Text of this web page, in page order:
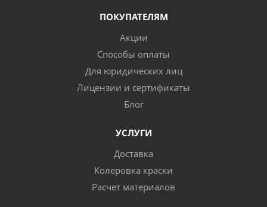
ПОКУПАТЕЛЯМ
Акции
Способы оплаты
Для юридических лиц
Лицензии и сертификаты
Блог
УСЛУГИ
Доставка
Колеровка краски
Расчет материалов